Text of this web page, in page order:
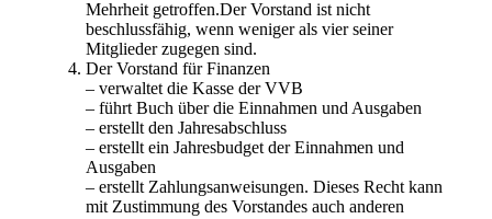
Mehrheit getroffen.Der Vorstand ist nicht
beschlussfähig, wenn weniger als vier seiner
Mitglieder zugegen sind.
Der Vorstand für Finanzen
– verwaltet die Kasse der VVB
– führt Buch über die Einnahmen und Ausgaben
– erstellt den Jahresabschluss
– erstellt ein Jahresbudget der Einnahmen und
Ausgaben
– erstellt Zahlungsanweisungen. Dieses Recht kann
mit Zustimmung des Vorstandes auch anderen